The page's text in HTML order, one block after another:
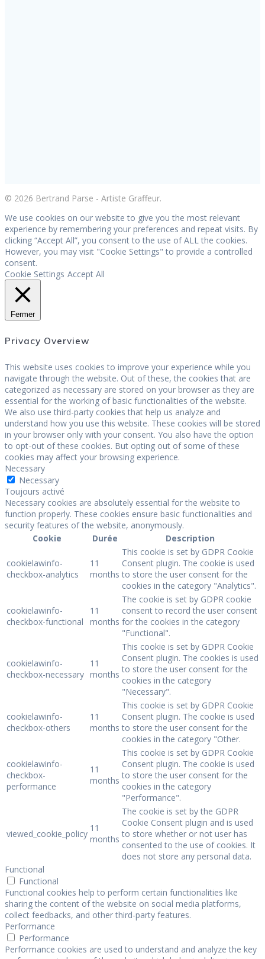
© 2026 Bertrand Parse - Artiste Graffeur.
We use cookies on our website to give you the most relevant
experience by remembering your preferences and repeat visits. By
clicking “Accept All”, you consent to the use of ALL the cookies.
However, you may visit "Cookie Settings" to provide a controlled
consent.
Cookie Settings Accept All
Fermer
Privacy Overview
This website uses cookies to improve your experience while you
navigate through the website. Out of these, the cookies that are
categorized as necessary are stored on your browser as they are
essential for the working of basic functionalities of the website.
We also use third-party cookies that help us analyze and
understand how you use this website. These cookies will be stored
in your browser only with your consent. You also have the option
to opt-out of these cookies. But opting out of some of these
cookies may affect your browsing experience.
Necessary
Necessary
Toujours activé
Necessary cookies are absolutely essential for the website to
function properly. These cookies ensure basic functionalities and
security features of the website, anonymously.
Cookie
Durée Description
cookielawinfo-
checkbox-analytics
11
months
This cookie is set by GDPR Cookie
Consent plugin. The cookie is used
to store the user consent for the
cookies in the category "Analytics".
cookielawinfo-
checkbox-functional
11
months
The cookie is set by GDPR cookie
consent to record the user consent
for the cookies in the category
"Functional".
cookielawinfo-
checkbox-necessary
11
months
This cookie is set by GDPR Cookie
Consent plugin. The cookies is used
to store the user consent for the
cookies in the category
"Necessary".
cookielawinfo-
checkbox-others
11
months
This cookie is set by GDPR Cookie
Consent plugin. The cookie is used
to store the user consent for the
cookies in the category "Other.
cookielawinfo-
checkbox-
performance
11
months
This cookie is set by GDPR Cookie
Consent plugin. The cookie is used
to store the user consent for the
cookies in the category
"Performance".
viewed_cookie_policy
11
months
The cookie is set by the GDPR
Cookie Consent plugin and is used
to store whether or not user has
consented to the use of cookies. It
does not store any personal data.
Functional
Functional
Functional cookies help to perform certain functionalities like
sharing the content of the website on social media platforms,
collect feedbacks, and other third-party features.
Performance
Performance
Performance cookies are used to understand and analyze the key